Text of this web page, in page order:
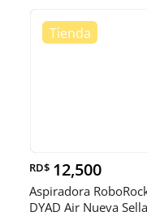
RD$ 12,500
Aspiradora
DYAD Air Nueva